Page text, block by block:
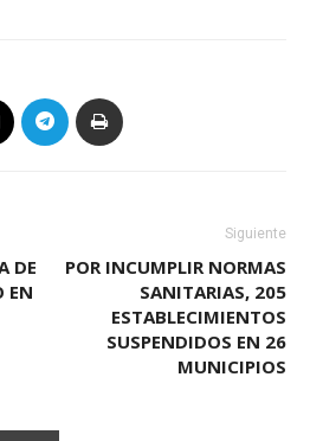
DE
EN
Siguiente
POR INCUMPLIR NORMAS
SANITARIAS, 205
ESTABLECIMIENTOS
SUSPENDIDOS EN 26
MUNICIPIOS